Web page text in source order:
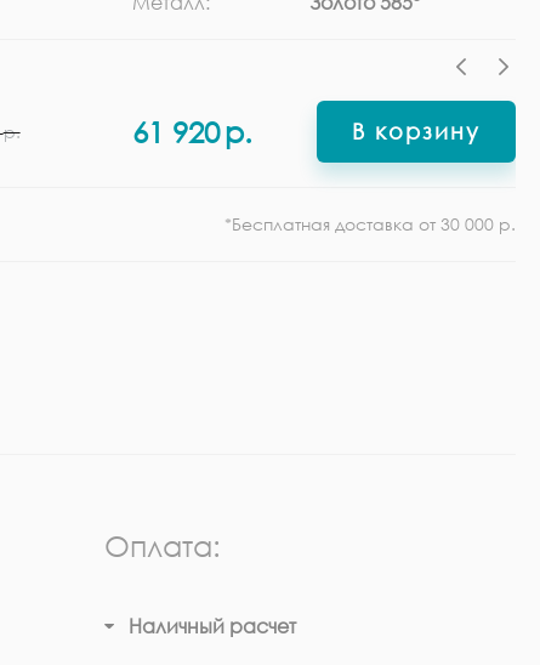
р. 61 920р. В корзину
*Бесплатная доставка от 30 000 р.
Оплата:
Наличный расчет